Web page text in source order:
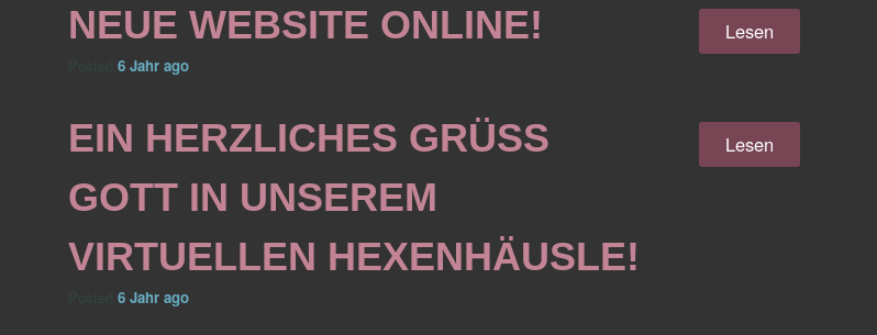
NEUE WEBSITE ONLINE! Lesen
6 Jahrago.
EIN HERZLICHES GRÜSS G
OTT IN UNSEREM V
IRTUELLEN HEXENHÄUSLE!
Lesen
6 Jahrago.